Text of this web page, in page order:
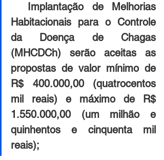
Implantação de Melhorias
Habitacionais para o Controle
da Doença de Chagas
(MHCDCh) serão aceitas as
propostas de valor mínimo de
R$ 400.000,00 (quatrocentos
mil reais) e máximo de R$
1.550.000,00 (um milhão e
quinhentos e cinquenta mil
reais);